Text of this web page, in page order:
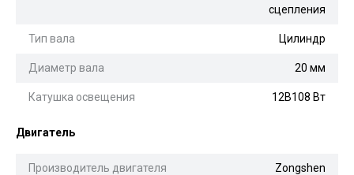
сцепления
Тип вала Цилиндр
Диаметр вала 20 мм
Катушка освещения 12В108 Вт
Двигатель
Производитель двигателя Zongshen